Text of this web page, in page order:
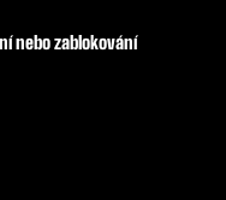
nebo zablokování